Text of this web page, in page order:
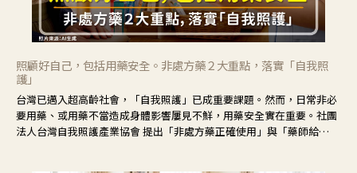
照顧好自己，包括用藥安全。非處方藥２大重點，落實「自我照
護」
台灣已邁入超高齡社會，「自我照護」已成重要課題。然而，日常非必
要用藥、或用藥不當造成身體影響屢見不鮮，用藥安全實在重要。社團
法人台灣自我照護產業協會 提出「非處方藥正確使用」與「藥師給